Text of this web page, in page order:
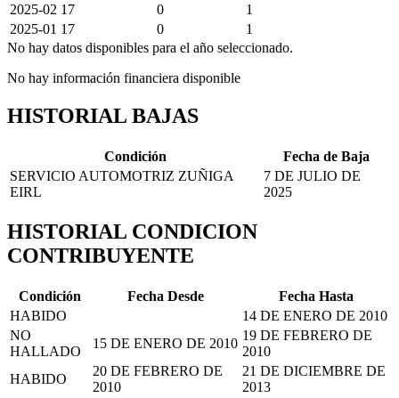
2025-02 17 0
1
2025-01 17 0
1
No hay datos disponibles para el año seleccionado.
No hay información financiera disponible
HISTORIAL BAJAS
Condición
Fecha de Baja
SERVICIO AUTOMOTRIZ ZUÑIGA
EIRL
7 DE JULIO DE
2025
HISTORIAL CONDICION
CONTRIBUYENTE
Condición Fecha Desde
Fecha Hasta
HABIDO
14 DE ENERO DE 2010
NO
HALLADO
15 DE ENERO DE 2010
19 DE FEBRERO DE
2010
HABIDO
20 DE FEBRERO DE
2010
21 DE DICIEMBRE DE
2013